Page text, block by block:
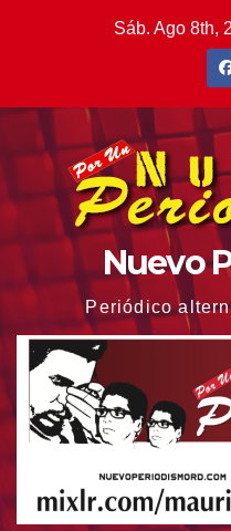
Sáb. Ago 8th,
Nuevo
Periódico